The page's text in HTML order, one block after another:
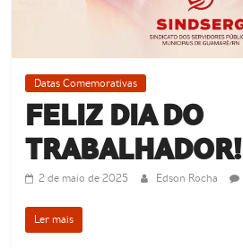
Datas Comemorativas
FELIZ DIA DO
TRABALHADOR!
2 de maio de 2025 Edson Rocha
Ler mais